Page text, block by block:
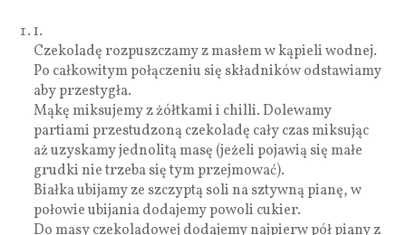
1.
Czekoladę rozpuszczamy z masłem w kąpieli wodnej.
Po całkowitym połączeniu się składników odstawiamy
aby przestygła.
Mąkę miksujemy z żółtkami i chilli. Dolewamy
partiami przestudzoną czekoladę cały czas miksując
aż uzyskamy jednolitą masę (jeżeli pojawią się małe
grudki nie trzeba się tym przejmować).
Białka ubijamy ze szczyptą soli na sztywną pianę, w
połowie ubijania dodajemy powoli cukier.
Do masy czekoladowej dodajemy najpierw pół piany z